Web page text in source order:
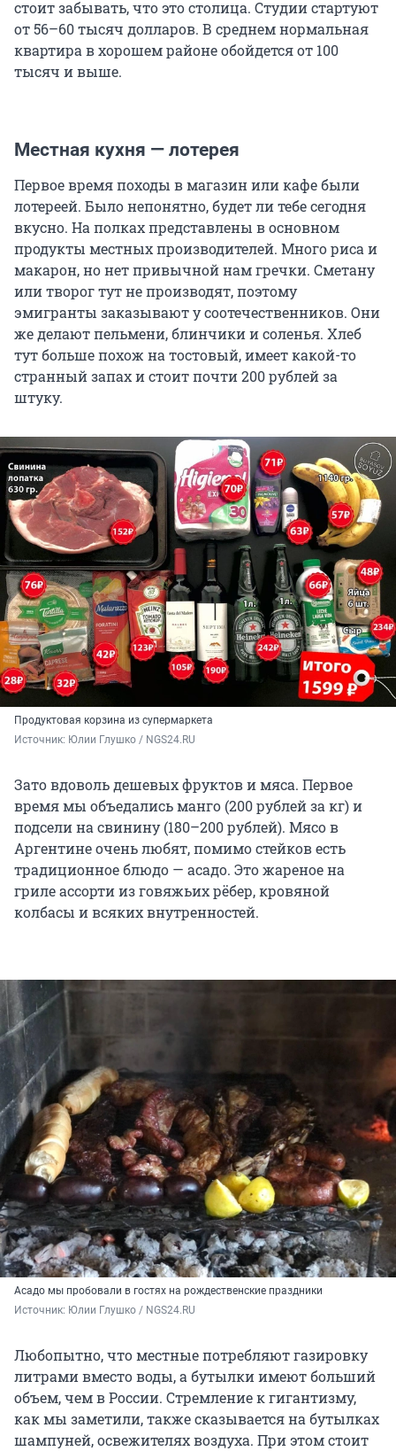
стоит забывать, что это столица. Студии стартуют
от 56–60 тысяч долларов. В среднем нормальная
квартира в хорошем районе обойдется от 100
тысяч и выше.
Местная кухня — лотерея
Первое время походы в магазин или кафе были
лотереей. Было непонятно, будет ли тебе сегодня
вкусно. На полках представлены в основном
продукты местных производителей. Много риса и
макарон, но нет привычной нам гречки. Сметану
или творог тут не производят, поэтому
эмигранты заказывают у соотечественников. Они
же делают пельмени, блинчики и соленья. Хлеб
тут больше похож на тостовый, имеет какой-то
странный запах и стоит почти 200 рублей за
штуку.
Продуктовая корзина из супермаркета
Источник: Юлии Глушко / NGS24.RU
Зато вдоволь дешевых фруктов и мяса. Первое
время мы объедались манго (200 рублей за кг) и
подсели на свинину (180–200 рублей). Мясо в
Аргентине очень любят, помимо стейков есть
традиционное блюдо — асадо. Это жареное на
гриле ассорти из говяжьих рёбер, кровяной
колбасы и всяких внутренностей.
Асадо мы пробовали в гостях на рождественские праздники
Источник: Юлии Глушко / NGS24.RU
Любопытно, что местные потребляют газировку
литрами вместо воды, а бутылки имеют больший
объем, чем в России. Стремление к гигантизму,
как мы заметили, также сказывается на бутылках
шампуней, освежителях воздуха. При этом стоит